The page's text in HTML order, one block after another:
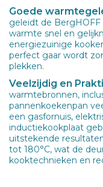
Goede
geleidt de
warmte snel en
energiezuinige
perfect gaar wordt
plekken.
Veelzijdig en
warmtebronnen,
pannenkoekenpan
een gasfornuis,
inductiekookplaat
uitstekende
tot 180°C, wat de
kooktechnieken en